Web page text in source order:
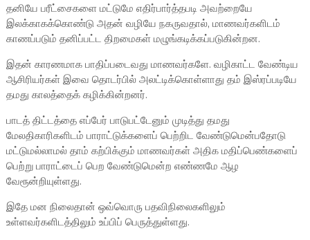
தனியே பரீட்சைகளை மட்டுமே எதிர்பார்த்தபடி அவற்றையே
இலக்காகக்கொண்டு அதன் வழியே நகருவதால், மாணவர்களிடம்
காணப்படும் தனிப்பட்ட திறமைகள் மழுங்கடிக்கப்படுகின்றன.
இதன் காரணமாக பாதிப்படைவது மாணவர்களே. வழிகாட்ட வேண்டிய
ஆசிரியர்கள் இவை தொடர்பில் அலட்டிக்கொள்ளாது தம் இஸ்ரப்படியே
தமது காலத்தைக் கழிக்கின்றனர்.
பாடத் திட்டத்தை எப்பேர் பாடுபட்டேனும் முடித்து தமது
மேலதிகாரிகளிடம் பாராட்டுக்களைப் பெற்றிட வேண்டுமென்பதோடு
மட்டுமல்லாமல் தாம் கற்பிக்கும் மாணவர்கள் அதிக மதிப்பெண்களைப்
பெற்று பாராட்டைப் பெற வேண்டுமென்ற எண்ணமே ஆழ
வேரூன்றியுள்ளது.
இதே மன நிலைதான் ஒவ்வொரு பதவிநிலைகளிலும்
உள்ளவர்களிடத்திலும் உப்பிப் பெருத்துள்ளது.